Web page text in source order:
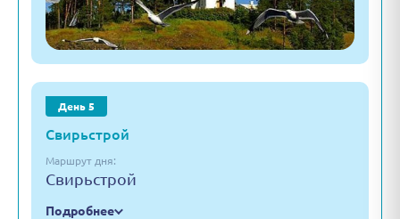
День 5
Свирьстрой
Маршрут дня:
Свирьстрой
Подробнее